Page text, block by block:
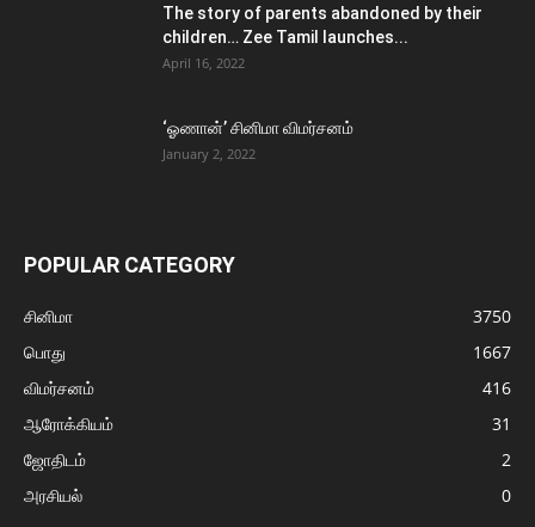
The story of parents abandoned by their
children… Zee Tamil launches...
April 16, 2022
‘ஓணான்’ சினிமா விமர்சனம்
January 2, 2022
POPULAR CATEGORY
சினிமா
3750
பொது
1667
விமர்சனம்
416
ஆரோக்கியம்
31
ஜோதிடம்
2
அரசியல்
0